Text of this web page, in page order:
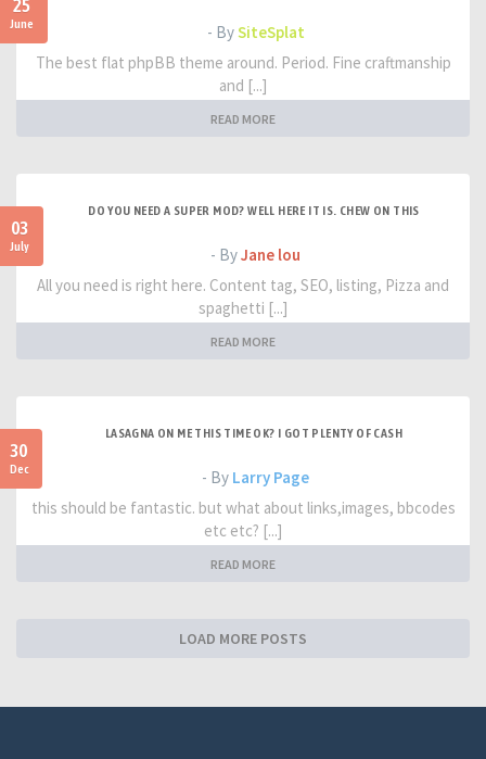
25
June - BySiteSplat
The best flat phpBB theme around. Period. Fine craftmanship
and [...]
READ MORE
03
July
DO YOU NEED A SUPER MOD? WELL HERE IT IS. CHEW ON THIS
- ByJane lou
All you need is right here. Content tag, SEO, listing, Pizza and
spaghetti [...]
READ MORE
30
Dec
LASAGNA ON ME THIS TIME OK? I GOT PLENTY OF CASH
- By Larry Page
this should be fantastic. but what about links,images, bbcodes
etc etc? [...]
READ MORE
LOAD MORE POSTS